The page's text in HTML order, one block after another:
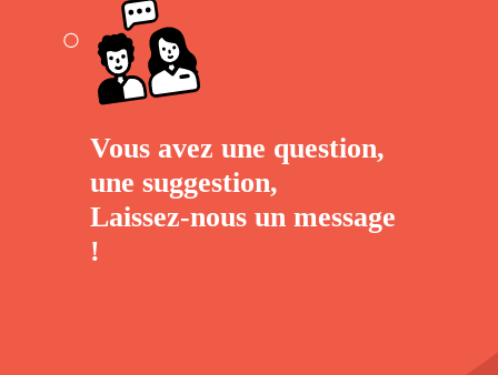
Vous avez une question,
une suggestion,
Laissez-nous un message
!